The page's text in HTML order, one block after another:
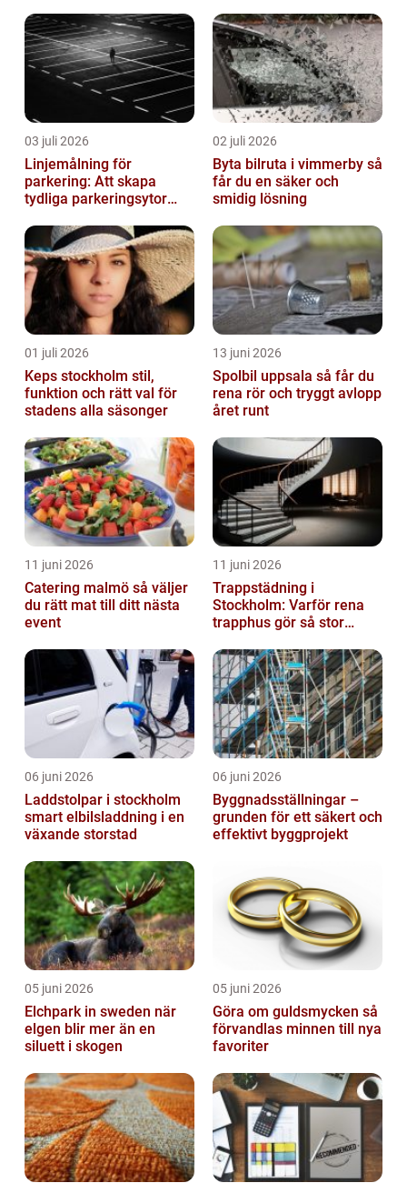
03 juli 2026
Linjemålning för
parkering: Att skapa
tydliga parkeringsytor
parkeringslinjer
02 juli 2026
Byta bilruta i vimmerby så
får du en säker och
smidig lösning
01 juli 2026
Keps stockholm stil,
funktion och rätt val för
stadens alla säsonger
13 juni 2026
Spolbil uppsala så får du
rena rör och tryggt avlopp
året runt
11 juni 2026
Catering malmö så väljer
du rätt mat till ditt nästa
event
11 juni 2026
Trappstädning i
Stockholm: Varför rena
trapphus gör så stor
06 juni 2026
Laddstolpar i stockholm
smart elbilsladdning i en
växande storstad
06 juni 2026
Byggnadsställningar –
grunden för ett säkert och
effektivt byggprojekt
05 juni 2026
Elchpark in sweden när
elgen blir mer än en
siluett i skogen
05 juni 2026
Göra om guldsmycken så
förvandlas minnen till nya
favoriter